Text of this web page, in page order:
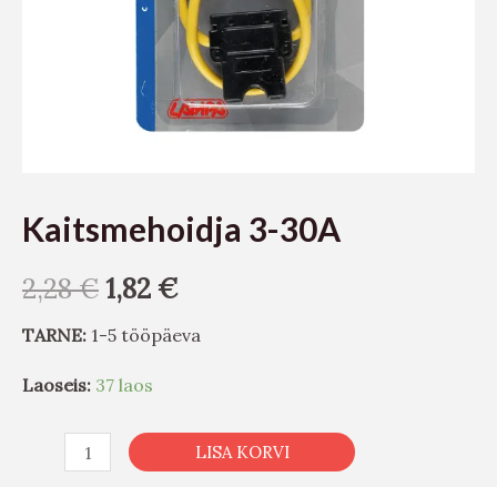
Kaitsmehoidja 3-30A
2,28€1,82€
TARNE: 1-5 tööpäeva
Laoseis: 37 laos
LISA KORVI